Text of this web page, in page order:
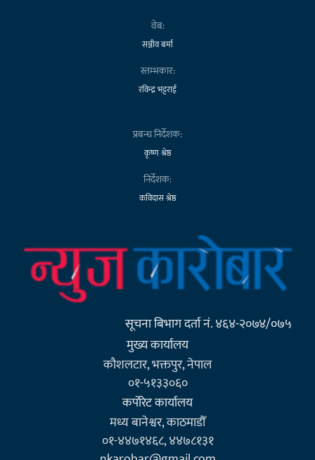
वेब:
सञ्जीव बर्मा
स्तम्भकार:
रविन्द्र भट्टराई
प्रबन्ध निर्देशक:
कृष्ण श्रेष्ठ
निर्देशक:
कविदास श्रेष्ठ
सूचना बिभाग दर्ता नं. ४६४-२०७४/०७५
मुख्य कार्यालय
कौशलटार, भक्तपुर, नेपाल
०१-५१३३०६०
कर्पाेरेट कार्यालय
मध्य बानेश्वर, काठमाडौँ
०१-४४७१४६८, ४४७८१३१